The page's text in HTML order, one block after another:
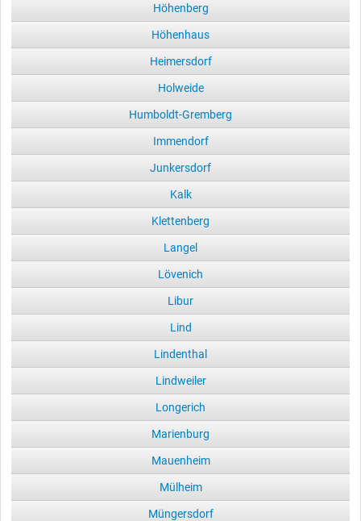
Höhenberg
Höhenhaus
Heimersdorf
Holweide
Humboldt-Gremberg
Immendorf
Junkersdorf
Kalk
Klettenberg
Langel
Lövenich
Libur
Lind
Lindenthal
Lindweiler
Longerich
Marienburg
Mauenheim
Mülheim
Müngersdorf